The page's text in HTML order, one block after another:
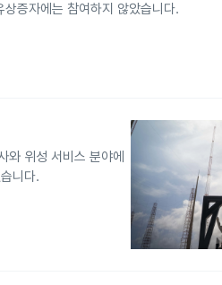
증자에는 참여하지 않았습니다.
위성 서비스 분야에
니다.